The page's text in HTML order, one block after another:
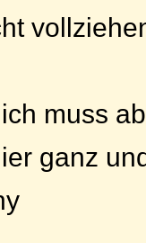
muss
ganz